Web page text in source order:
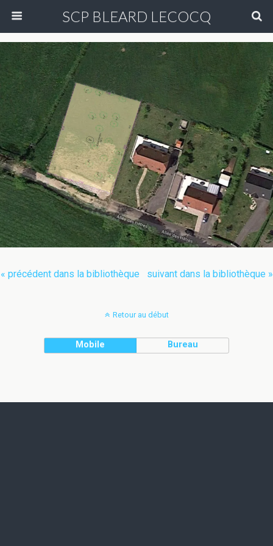
SCP BLEARD LECOCQ
« précédent dans la bibliothèque suivant dans la bibliothèque »
Retour au début
Mobile Bureau